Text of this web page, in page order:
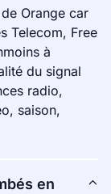
Orange car
Telecom, Free
à
du signal
radio,
saison,
en